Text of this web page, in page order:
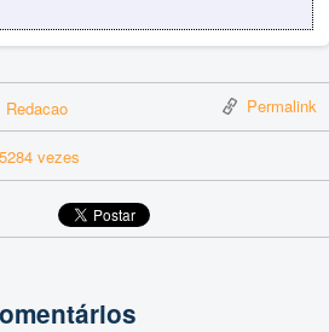
Redacao Permalink
vezes